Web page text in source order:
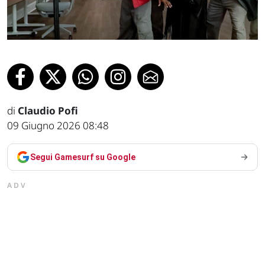
di Claudio Pofi
09 Giugno 2026 08:48
Segui Gamesurf su Google
ADV